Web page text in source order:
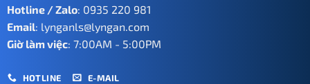
Hotline / Zalo: 0935 220 981
Email: lynganls@lyngan.com
Giờ làm việc: 7:00AM - 5:00PM
HOTLINE E-MAIL